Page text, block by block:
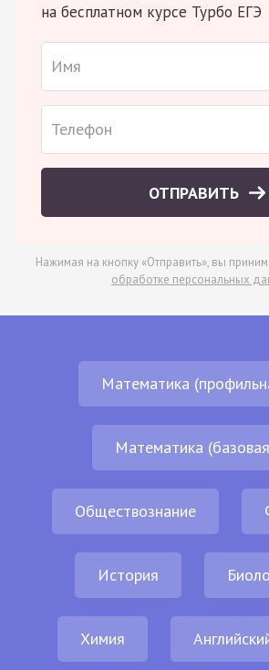
на бесплатном курсе Турбо ЕГЭ
ОТПРАВИТЬ
Нажимая на кнопку «Отправить», вы
обработке персональных
Математика
Математика
Обществознание
История
Химия